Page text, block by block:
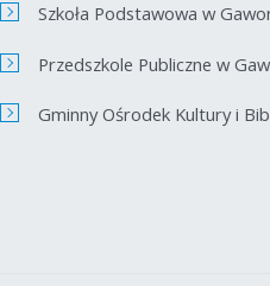
Szkoła Podstawowa w
Przedszkole Publiczne w
Gminny Ośrodek Kultury i